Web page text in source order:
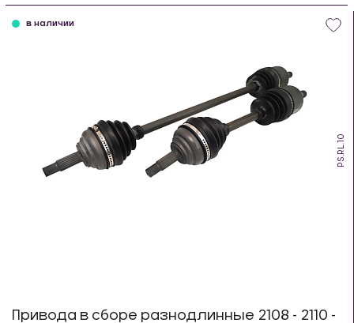
PS.RL.10
в наличии
Привода в сборе разнодлинные 2108 - 2110 -